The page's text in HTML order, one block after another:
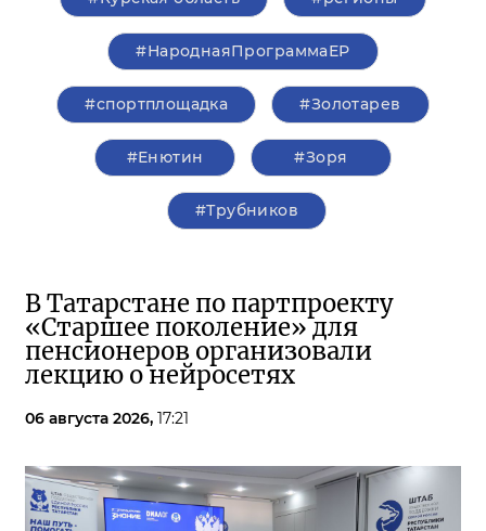
#НароднаяПрограммаЕР
#спортплощадка #Золотарев
#Енютин #Зоря
#Трубников
В Татарстане по партпроекту
«Старшее поколение» для
пенсионеров организовали
лекцию о нейросетях
06 августа 2026, 17:21